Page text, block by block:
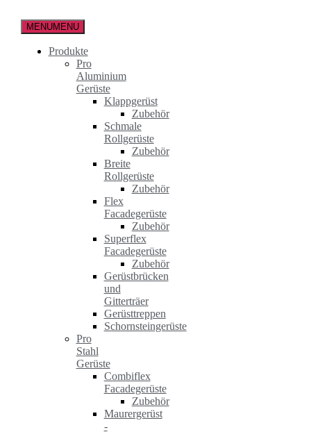
Inhalt
springen
MENUMENU
Produkte
Pro
Aluminium
Gerüste
Klappgerüst
Zubehör
Schmale
Rollgerüste
Zubehör
Breite
Rollgerüste
Zubehör
Flex
Facadegerüste
Zubehör
Superflex
Facadegerüste
Zubehör
Gerüstbrücken
und
Gitterträer
Gerüsttreppen
Schornsteingerüste
Pro
Stahl
Gerüste
Combiflex
Facadegerüste
Zubehör
Maurergerüst
-